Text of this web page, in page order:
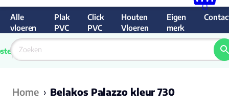
0
Alle
vloeren
Plak
PVC
Click
PVC
Houten
Vloeren
Eigen
merk
van
Nederland
9.6/10
Home › Belakos Palazzo kleur 730